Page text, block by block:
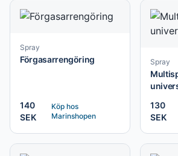
Spray
Förgasarrengöring
140
SEK
Köp hos
Marinshopen
Spray
130
SEK